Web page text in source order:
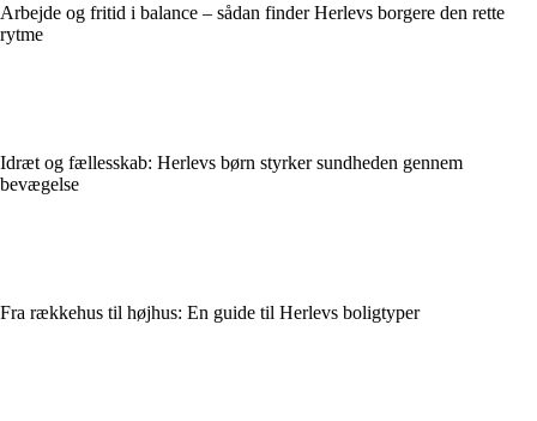
Arbejde og fritid i balance – sådan finder Herlevs borgere den rette
rytme
Idræt og fællesskab: Herlevs børn styrker sundheden gennem
bevægelse
Fra rækkehus til højhus: En guide til Herlevs boligtyper